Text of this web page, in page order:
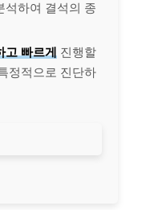
석하여 결석의 종
고 빠르게 진행할
정적으로 진단하